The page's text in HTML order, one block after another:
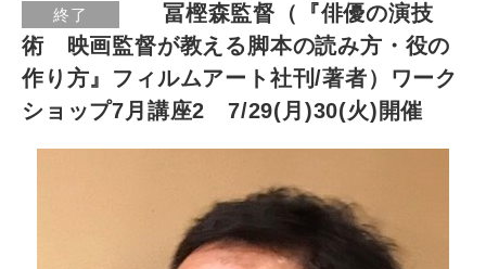
終了
冨樫森監督（『俳優の演技
術 映画監督が教える脚本の読み方・役の
作り方』フィルムアート社刊/著者）ワーク
ショップ7月講座2 7/29(月)30(火)開催